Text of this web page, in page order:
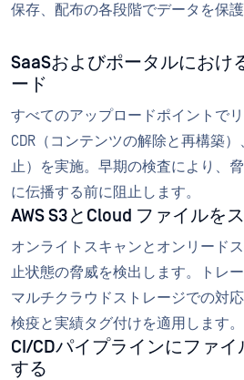
保存、配布の各段階でデータを保護
SaaSおよびポータルにおけ
ード
すべてのアップロードポイントで
CDR（コンテンツの解除と再構築
止）を実施。早期の検査により、
に伝播する前に阻止します。
AWS S3とCloud ファイルを
オンライトスキャンとオンリード
止状態の脅威を検出します。トレ
マルチクラウドストレージでの対
検疫と実績タグ付けを適用します。
CI/CDパイプラインにファ
する